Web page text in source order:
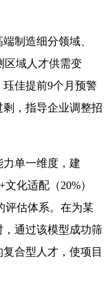
制造细分领域、
区域人才供需变
佳提前9个月预警
，指导企业调整招
力单一维度，建
化适配（20%）
评估体系。在为某
通过该模型成功筛
合型人才，使项目